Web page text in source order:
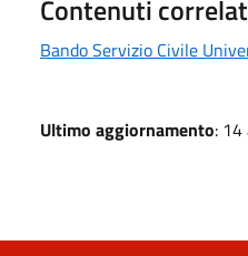
Contenuti
Bando Servizio Civile
Ultimo aggiornamento: